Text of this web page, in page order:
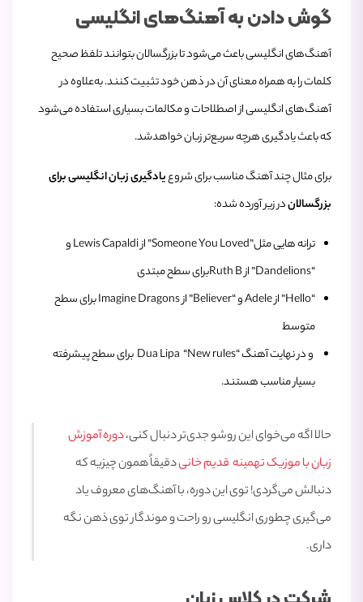
گوش دادن به آهنگ‌های انگلیسی
آهنگ‌های انگلیسی باعث می‌شود تا بزرگسالان بتوانند تلفظ صحیح
کلمات را به همراه معنای آن در ذهن خود تثبیت کنند. به‌علاوه در
آهنگ‌های انگلیسی از اصطلاحات و مکالمات بسیاری استفاده می‌شود
که باعث یادگیری هرچه سریع‌تر زبان خواهدشد.
برای مثال چند آهنگ مناسب برای شروعیادگیری زبان انگلیسی برای
بزرگسالاندر زیر آورده شده:
ترانه هایی مثل”Someone You Loved” از Lewis Capaldi و
“Dandelions” از Ruth Bبرای سطح مبتدی
“Hello” از Adele و “Believer” از Imagine Dragons برای سطح
متوسط
و در نهایت آهنگ “Dua Lipa “New rules برای سطح پیشرفته
بسیار مناسب هستند.
حالا اگه می‌خوای این روشو جدی‌تر دنبال کنی،دوره آموزش
زبان با موزیک تهمینه قدیم خانیدقیقاً همون چیزیه که
دنبالش می‌گردی! توی این دوره، با آهنگ‌های معروف یاد
می‌گیری چطوری انگلیسی رو راحت و موندگار توی ذهن نگه
داری.